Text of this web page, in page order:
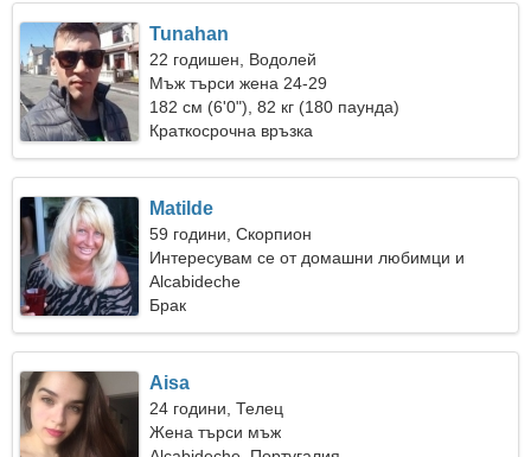
Tunahan
22 годишен, Водолей
Мъж търси жена 24-29
182 см (6'0"), 82 кг (180 паунда)
Краткосрочна връзка
Matilde
59 години, Скорпион
Интересувам се от домашни любимци и
пазаруване
Alcabideche
Брак
Aisa
24 години, Телец
Жена търси мъж